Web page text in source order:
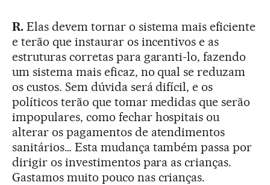
R. Elas devem tornar o sistema mais eficiente
e terão que instaurar os incentivos e as
estruturas corretas para garanti-lo, fazendo
um sistema mais eficaz, no qual se reduzam
os custos. Sem dúvida será difícil, e os
políticos terão que tomar medidas que serão
impopulares, como fechar hospitais ou
alterar os pagamentos de atendimentos
sanitários… Esta mudança também passa por
dirigir os investimentos para as crianças.
Gastamos muito pouco nas crianças.